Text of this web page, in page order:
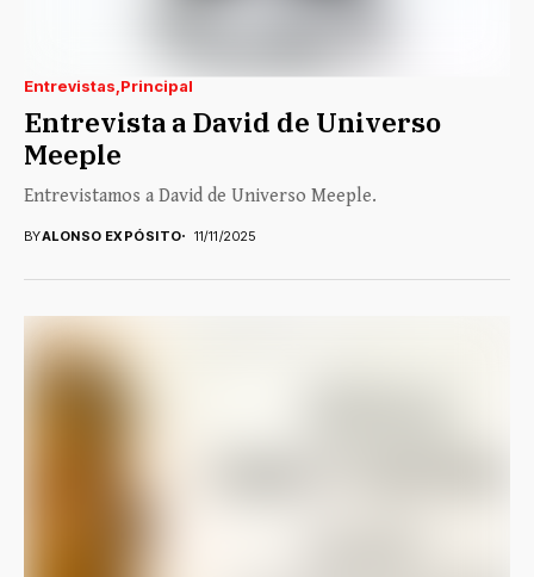
Entrevistas Principal
Entrevista a David de Universo
Meeple
Entrevistamos a David de Universo Meeple.
BYALONSO EXPÓSITO 11/11/2025